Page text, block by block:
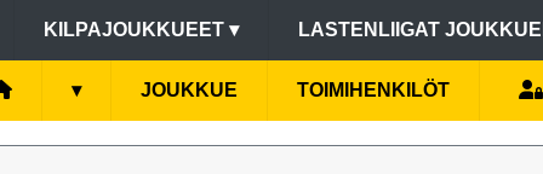
KILPAJOUKKUEET ▾ LASTENLIIGAT
▾ JOUKKUE TOIMIHENKILÖT